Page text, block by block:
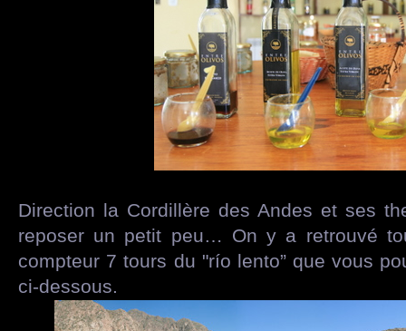
Direction la Cordillère des Andes et ses
reposer un petit peu… On y a retrouvé
compteur 7 tours du "río lento” que vous
ci-dessous.